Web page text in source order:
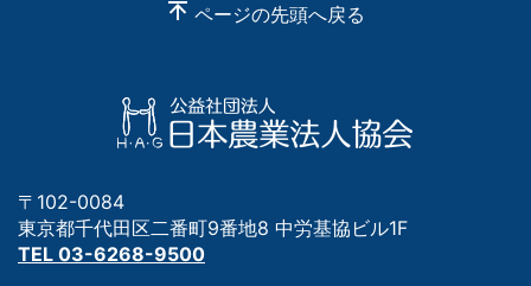
ページの先頭へ戻る
〒102-0084
東京都千代田区二番町9番地8 中労基協ビル1F
TEL 03-6268-9500